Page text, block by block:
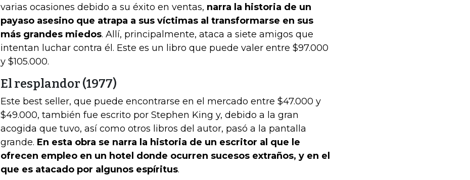
varias ocasiones debido a su éxito en ventas, narra la historia de un
payaso asesino que atrapa a sus víctimas al transformarse en sus
más grandes miedos. Allí, principalmente, ataca a siete amigos que
intentan luchar contra él. Este es un libro que puede valer entre $97.000
y $105.000.
El resplandor (1977)
Este best seller, que puede encontrarse en el mercado entre $47.000 y
$49.000, también fue escrito por Stephen King y, debido a la gran
acogida que tuvo, así como otros libros del autor, pasó a la pantalla
grande. En esta obra se narra la historia de un escritor al que le
ofrecen empleo en un hotel donde ocurren sucesos extraños, y en el
que es atacado por algunos espíritus.